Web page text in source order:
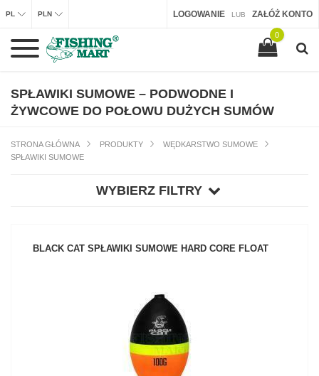
LOGOWANIE LUB ZAŁÓŻ KONTO
PL PLN
0
SPŁAWIKI SUMOWE – PODWODNE I
ŻYWCOWE DO POŁOWU DUŻYCH SUMÓW
STRONA GŁÓWNA PRODUKTY
WĘDKARSTWO SUMOWE
SPŁAWIKI SUMOWE
WYBIERZ FILTRY
BLACK CAT SPŁAWIKI SUMOWE HARD CORE FLOAT
ZOBACZ PRODUKT